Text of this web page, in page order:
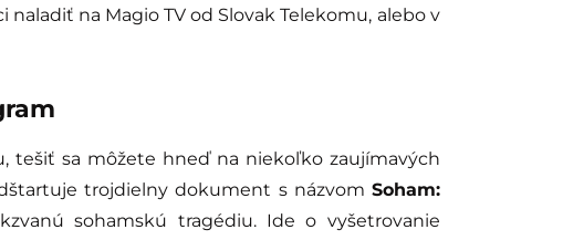
na Magio TV od Slovak Telekomu, alebo v
tešiť sa môžete hneď na niekoľko zaujímavých
trojdielny dokument s názvom Soham:
sohamskú tragédiu. Ide o vyšetrovanie